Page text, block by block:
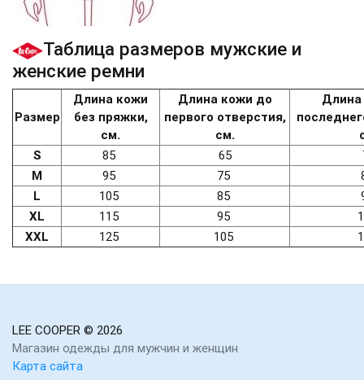
Таблица размеров мужские и
женские ремни
Размер
Длина кожи
без пряжки,
см.
Длина кожи до
первого отверстия,
см.
S
85 65
M
95 75
L
105 85
XL
115 95
XXL
125 105
LEE COOPER © 2026
Магазин одежды для мужчин и женщин
Карта сайта